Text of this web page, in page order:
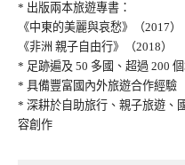
* 出版兩本旅遊專書：
《中東的美麗與哀愁》（2017）
《非洲 親子自由行》（2018）
* 足跡遍及 50 多國、超過 200
* 具備豐富國內外旅遊合作經驗
* 深耕於自助旅行、親子旅遊、
容創作